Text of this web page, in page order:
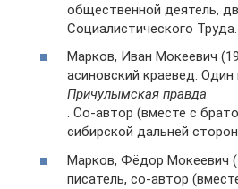
общественной деятель,
Социалистического Труда.
Марков, Иван Мокеевич
асиновский краевед.
Причулымская правда
. Со-автор (вместе с
сибирской дальней
Марков, Фёдор Мокеевич
писатель, со-автор